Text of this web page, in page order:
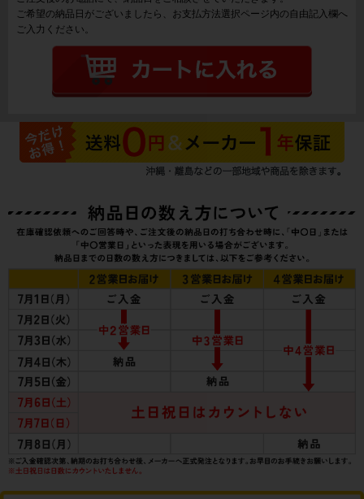
ご希望の納品日がございましたら、お支払方法選択ページ内の自由記入欄へ
ご入力ください。